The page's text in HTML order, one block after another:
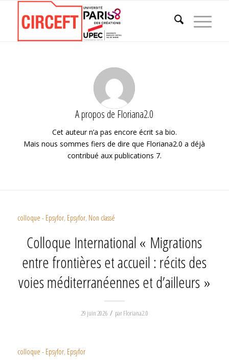
A propos de Floriana2.0
Cet auteur n’a pas encore écrit sa bio.
Mais nous sommes fiers de dire que Floriana2.0 a déjà
contribué aux publications 7.
colloque - Epsyfor, Epsyfor, Non classé
Colloque International « Migrations
entre frontières et accueil : récits des
voies méditerranéennes et d’ailleurs »
29 juin 2026 / parFloriana2.0
colloque - Epsyfor, Epsyfor